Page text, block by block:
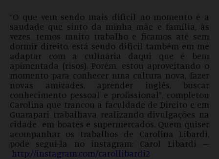
“O que vem sendo mais difícil no momento é a
saudade que sinto da minha mãe e família, às
vezes, temos muito trabalho e ficamos até sem
dormir direito, está sendo difícil também em me
adaptar com a culinária daqui que é bem
apimentada (risos). Porém, estou aproveitando o
momento para conhecer uma cultura nova, fazer
novas amizades, aprender inglês, buscar
conhecimento pessoal e profissional”, completou
Carolina que trancou a faculdade de Direito e em
Guarapari trabalhava realizando divulgações na
cidade em boates e supermercados. Quem quiser
acompanhar os trabalhos de Carolina Libardi,
pode segui-la no instagram: Carol Libardi –
http://instagram.com/carollibardi2